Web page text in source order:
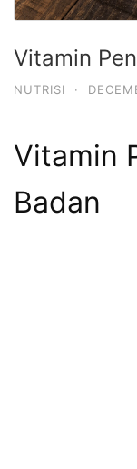
Vitamin
NUTRISI ·
Vitamin
Badan